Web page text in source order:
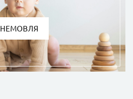
НЕМОВЛЯ